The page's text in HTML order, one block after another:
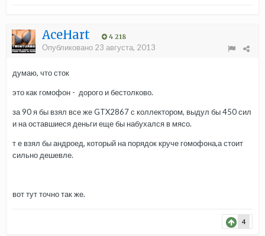
AceHart 4 218
Опубликовано 23 августа, 2013
думаю, что сток
это как гомофон - дорого и бестолково.
за 90 я бы взял все же GTX2867 с коллектором, выдул бы 450 сил
и на оставшиеся деньги еще бы набухался в мясо.
т е взял бы андроед, который на порядок круче гомофона,а стоит
сильно дешевле.
вот тут точно так же.
4